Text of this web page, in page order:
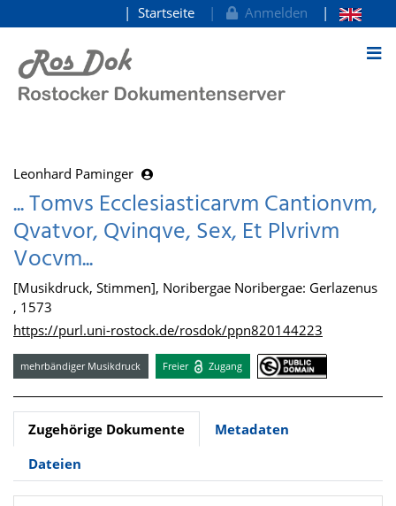
zum Inhalt
Startseite Anmelden
Leonhard Paminger
... Tomvs Ecclesiasticarvm Cantionvm,
Qvatvor, Qvinqve, Sex, Et Plvrivm
Vocvm...
[Musikdruck, Stimmen], Noribergae Noribergae: Gerlazenus
, 1573
https://purl.uni-rostock.de/rosdok/ppn820144223
mehrbändiger Musikdruck Freier Zugang
Zugehörige Dokumente
Metadaten
Dateien